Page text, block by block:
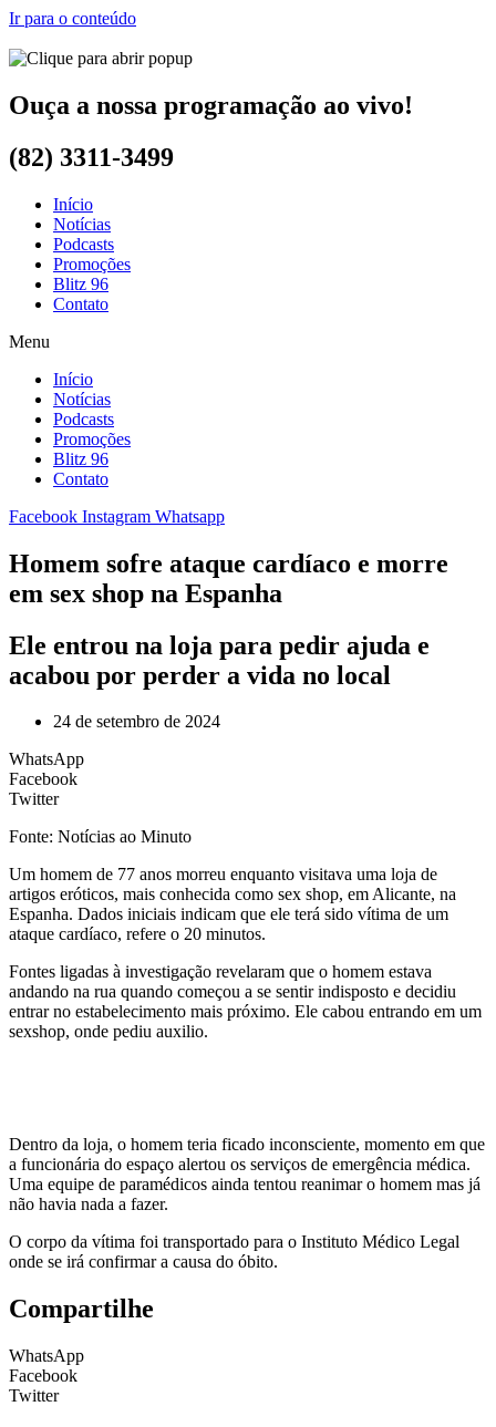
Ir para o conteúdo
Ouça a nossa programação ao vivo!
(82) 3311-3499
Início
Notícias
Podcasts
Promoções
Blitz 96
Contato
Menu
Início
Notícias
Podcasts
Promoções
Blitz 96
Contato
Facebook Instagram Whatsapp
Homem sofre ataque cardíaco e morre
em sex shop na Espanha
Ele entrou na loja para pedir ajuda e
acabou por perder a vida no local
24 de setembro de 2024
WhatsApp
Facebook
Twitter
Fonte: Notícias ao Minuto
Um homem de 77 anos morreu enquanto visitava uma loja de
artigos eróticos, mais conhecida como sex shop, em Alicante, na
Espanha. Dados iniciais indicam que ele terá sido vítima de um
ataque cardíaco, refere o 20 minutos.
Fontes ligadas à investigação revelaram que o homem estava
andando na rua quando começou a se sentir indisposto e decidiu
entrar no estabelecimento mais próximo. Ele cabou entrando em um
sexshop, onde pediu auxilio.
Dentro da loja, o homem teria ficado inconsciente, momento em que
a funcionária do espaço alertou os serviços de emergência médica.
Uma equipe de paramédicos ainda tentou reanimar o homem mas já
não havia nada a fazer.
O corpo da vítima foi transportado para o Instituto Médico Legal
onde se irá confirmar a causa do óbito.
Compartilhe
WhatsApp
Facebook
Twitter